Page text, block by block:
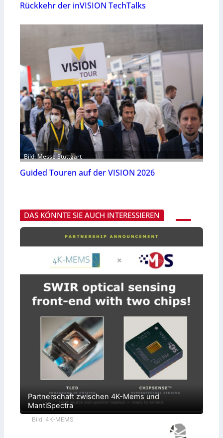
Rückkehr der inVISION TechTalks
Bild: Messe Stuttgart
Guided Touren auf der VISION 2026
DAS KÖNNTE SIE AUCH INTERESSIEREN
Partnerschaft zwischen 4K-Mems und
MantiSpectra
Bild: 4K-MEMS